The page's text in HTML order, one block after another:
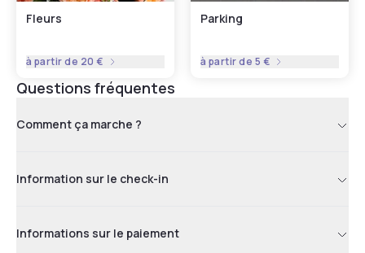
Fleurs
à partir de 20 €
Parking
à partir de 5 €
Questions fréquentes
Comment ça marche ?
Information sur le check-in
Informations sur le paiement